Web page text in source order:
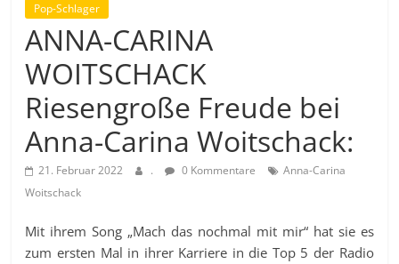
Pop-Schlager
ANNA-CARINA
WOITSCHACK
Riesengroße Freude bei
Anna-Carina Woitschack:
21. Februar 2022 . 0 Kommentare
Anna-Carina
Woitschack
Mit ihrem Song „Mach das nochmal mit mir“ hat sie es
zum ersten Mal in ihrer Karriere in die Top 5 der Radio